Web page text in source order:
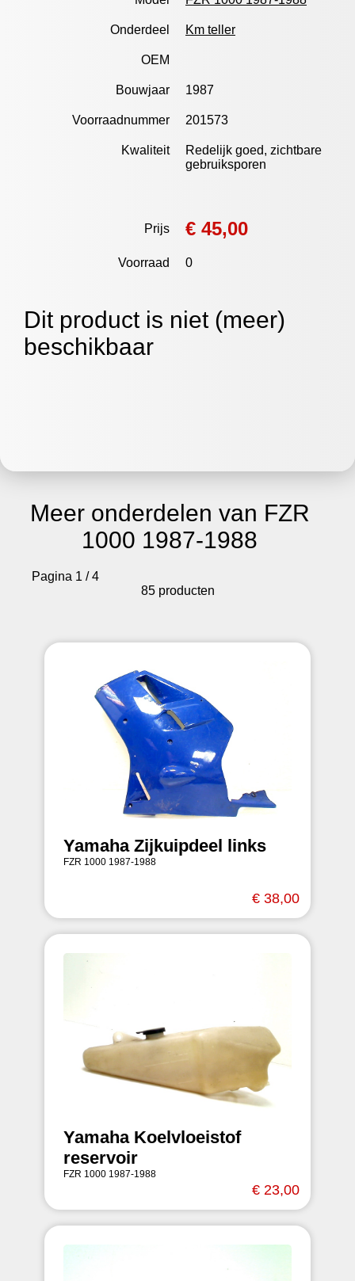
Onderdeel Km teller
OEM
Bouwjaar 1987
Voorraadnummer 201573
Kwaliteit
Redelijk goed, zichtbare
gebruiksporen
Prijs € 45,00
Voorraad 0
Dit product is niet (meer)
beschikbaar
Meer onderdelen van FZR
1000 1987-1988
Pagina 1 / 4
85 producten
Yamaha Zijkuipdeel links
FZR 1000 1987-1988
€ 38,00
Yamaha Koelvloeistof
reservoir
FZR 1000 1987-1988
€ 23,00